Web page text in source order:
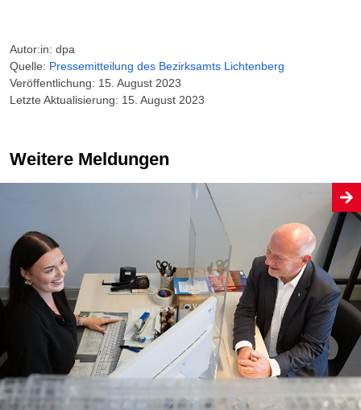
Autor:in: dpa
Quelle: Pressemitteilung des Bezirksamts Lichtenberg
Veröffentlichung: 15. August 2023
Letzte Aktualisierung: 15. August 2023
Weitere Meldungen